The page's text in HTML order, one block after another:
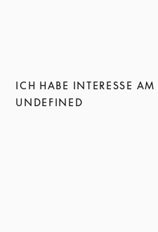
ICH HABE INTERESSE AM
UNDEFINED